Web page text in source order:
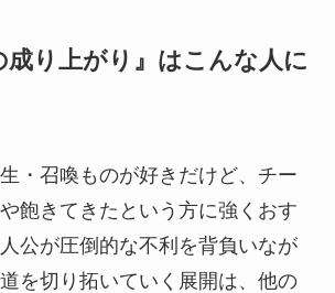
成り上がり』はこんな人に
・召喚ものが好きだけど、チー
飽きてきたという方に強くおす
公が圧倒的な不利を背負いなが
を切り拓いていく展開は、他の